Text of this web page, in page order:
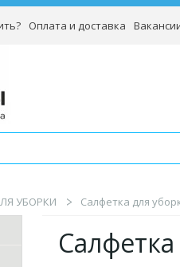
Оплата и доставка
УБОРКИ Салфетка для